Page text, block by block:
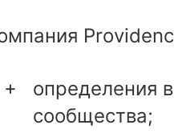
определения
сообщества;